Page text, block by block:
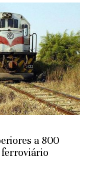
a 800
ferroviário